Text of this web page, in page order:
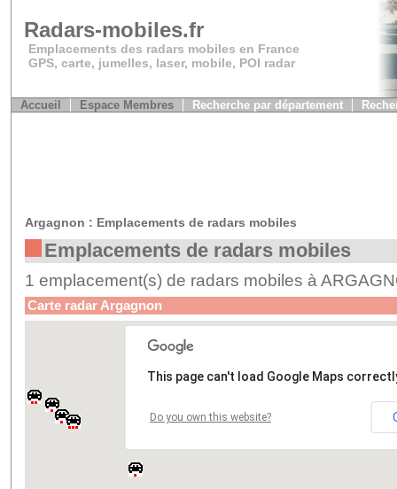
Radars-mobiles.fr
Emplacements des radars mobiles en France
GPS, carte, jumelles, laser, mobile, POI radar
Accueil Espace Membres Recherche par département
Argagnon : Emplacements de radars mobiles
Emplacements de radars mobiles
1 emplacement(s) de radars mobiles à
Carte radar Argagnon
This page can't load Google Maps
Do you own this website?